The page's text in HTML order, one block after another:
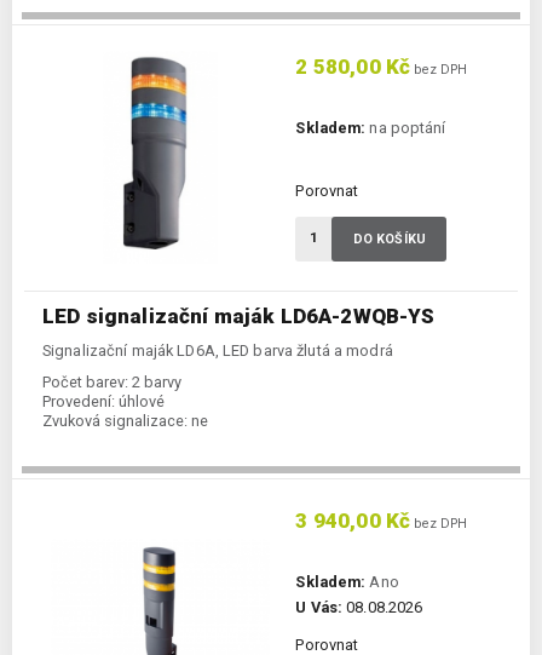
LED signalizační maják LD6A-2WQB-YS
Signalizační maják LD6A, LED barva žlutá a modrá
Počet barev: 2 barvy
Provedení: úhlové
Zvuková signalizace: ne
2 580,00 Kč bez DPH
Skladem: na poptání
Porovnat
DO KOŠÍKU
3 940,00 Kč bez DPH
Skladem: Ano
U Vás: 08.08.2026
Porovnat